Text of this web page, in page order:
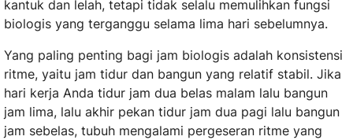
kantuk dan lelah, tetapi tidak selalu memulihkan fungsi
biologis yang terganggu selama lima hari sebelumnya.
Yang paling penting bagi jam biologis adalah konsistensi
ritme, yaitu jam tidur dan bangun yang relatif stabil. Jika
hari kerja Anda tidur jam dua belas malam lalu bangun
jam lima, lalu akhir pekan tidur jam dua pagi lalu bangun
jam sebelas, tubuh mengalami pergeseran ritme yang